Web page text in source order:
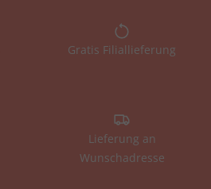
Gratis Filiallieferung
Lieferung an
Wunschadresse